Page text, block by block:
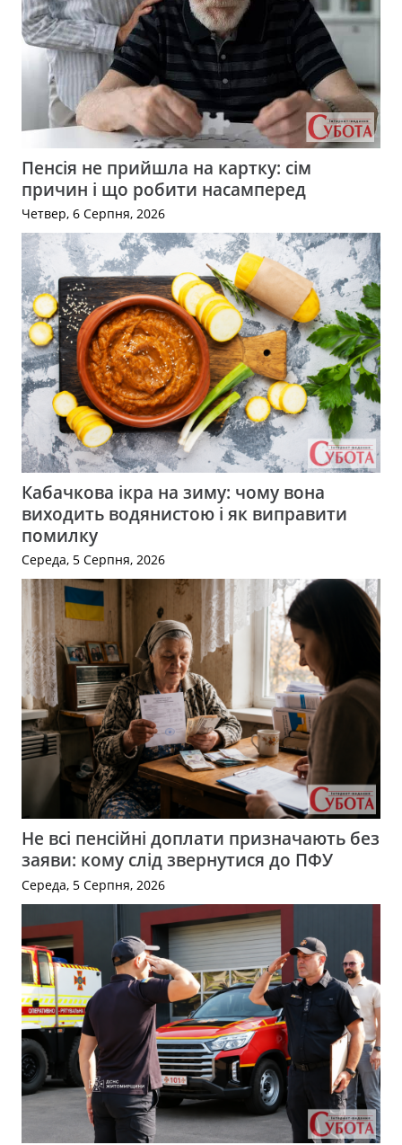
Пенсія не прийшла на картку: сім
причин і що робити насамперед
Четвер, 6 Серпня, 2026
Кабачкова ікра на зиму: чому вона
виходить водянистою і як виправити
помилку
Середа, 5 Серпня, 2026
Не всі пенсійні доплати призначають без
заяви: кому слід звернутися до ПФУ
Середа, 5 Серпня, 2026